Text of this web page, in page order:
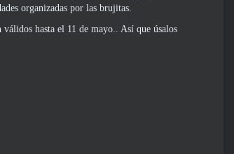
organizadas por las brujitas.
válidos hasta el 11 de mayo.. Así que úsalos